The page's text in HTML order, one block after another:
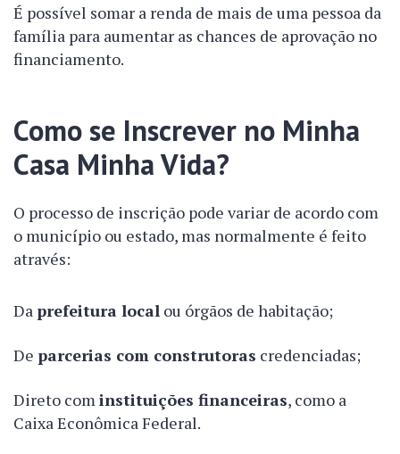
É possível somar a renda de mais de uma pessoa da
família para aumentar as chances de aprovação no
financiamento.
Como se Inscrever no Minha
Casa Minha Vida?
O processo de inscrição pode variar de acordo com
o município ou estado, mas normalmente é feito
através:
Da prefeitura local ou órgãos de habitação;
De parcerias com construtoras credenciadas;
Direto com instituições financeiras, como a
Caixa Econômica Federal.